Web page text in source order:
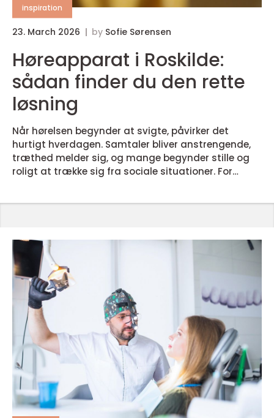
inspiration
23. March 2026 by Sofie Sørensen
Høreapparat i Roskilde:
sådan finder du den rette
løsning
Når hørelsen begynder at svigte, påvirker det
hurtigt hverdagen. Samtaler bliver anstrengende,
træthed melder sig, og mange begynder stille og
roligt at trække sig fra sociale situationer. For